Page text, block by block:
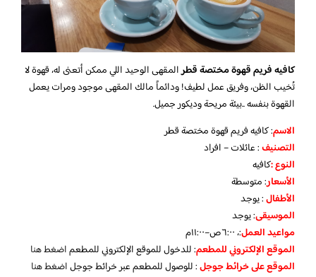
كافيه فريم قهوة مختصة قطرالمقهى الوحيد اللي ممكن أتعنى له، قهوة لا
تُخيب الظن، وفريق عمل لطيف! ودائماً مالك المقهى موجود ومرات يعمل
القهوة بنفسه ..بيئة مريحة وديكور جميل.
الاسم: كافيه فريم قهوة مختصة قطر
التصنيف: عائلات – افراد
النوع :كافيه
الأسعار:متوسطة
الأطفال:يوجد
الموسيقى:يوجد
مواعيد العمل:، ٦:٠٠ص–١١:٠٠م
الموقع الإلكتروني للمطعم: للدخول للموقع الإلكتروني للمطعماضغط هنا
الموقع على خرائط جوجل: للوصول للمطعم عبر خرائط جوجلاضغط هنا